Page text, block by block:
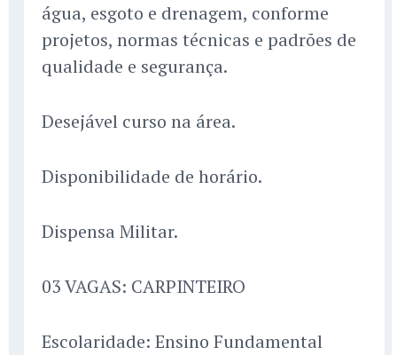
água, esgoto e drenagem, conforme
projetos, normas técnicas e padrões de
qualidade e segurança.
Desejável curso na área.
Disponibilidade de horário.
Dispensa Militar.
03 VAGAS: CARPINTEIRO
Escolaridade: Ensino Fundamental